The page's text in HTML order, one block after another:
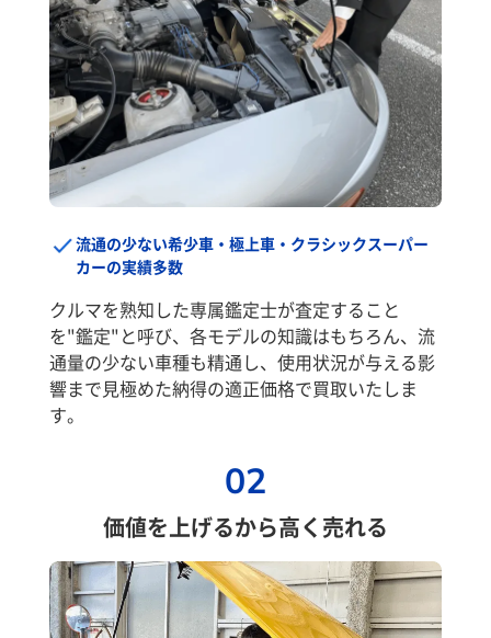
流通の少ない希少車・極上車・クラシックスーパー
カーの実績多数
クルマを熟知した専属鑑定士が査定すること
を"鑑定"と呼び、各モデルの知識はもちろん、流
通量の少ない車種も精通し、使用状況が与える影
響まで見極めた納得の適正価格で買取いたしま
す。
02
価値を上げるから高く売れる